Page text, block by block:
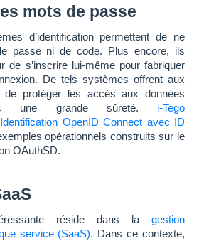
mots de passe
d’identification permettent de ne
passe ni de code. Plus encore, ils
de s’inscrire lui-même pour fabriquer
De tels systèmes offrent aux
de protéger les accès aux données
une grande sûreté. i-Tego
Identification OpenID Connect avec ID
opérationnels construits sur le
OAuthSD.
réside dans la gestion
service (SaaS). Dans ce contexte,